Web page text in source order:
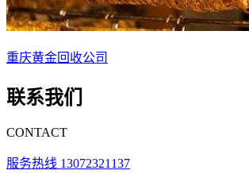
重庆黄金回收公司
联系我们
CONTACT
服务热线 13072321137